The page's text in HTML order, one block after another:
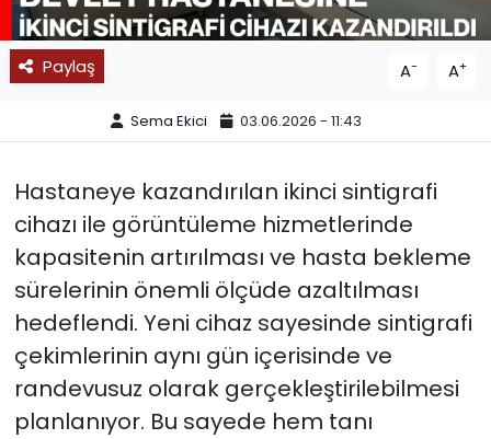
Paylaş A- A+
Sema Ekici 03.06.2026 - 11:43
Hastaneye kazandırılan ikinci sintigrafi
cihazı ile görüntüleme hizmetlerinde
kapasitenin artırılması ve hasta bekleme
sürelerinin önemli ölçüde azaltılması
hedeflendi. Yeni cihaz sayesinde sintigrafi
çekimlerinin aynı gün içerisinde ve
randevusuz olarak gerçekleştirilebilmesi
planlanıyor. Bu sayede hem tanı